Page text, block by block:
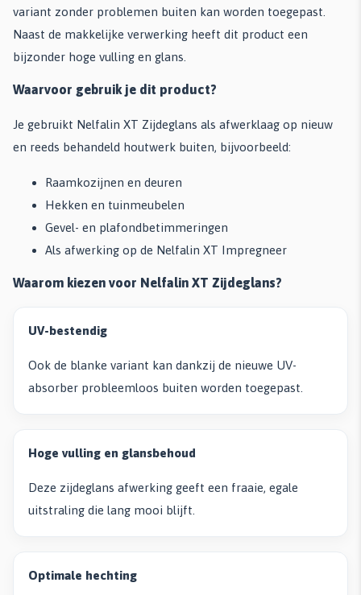
variant zonder problemen buiten kan worden toegepast.
Naast de makkelijke verwerking heeft dit product een
bijzonder hoge vulling en glans.
Waarvoor gebruik je dit product?
Je gebruikt Nelfalin XT Zijdeglans als afwerklaag op nieuw
en reeds behandeld houtwerk buiten, bijvoorbeeld:
Raamkozijnen en deuren
Hekken en tuinmeubelen
Gevel- en plafondbetimmeringen
Als afwerking op de Nelfalin XT Impregneer
Waarom kiezen voor Nelfalin XT Zijdeglans?
UV-bestendig
Ook de blanke variant kan dankzij de nieuwe UV-
absorber probleemloos buiten worden toegepast.
Hoge vulling en glansbehoud
Deze zijdeglans afwerking geeft een fraaie, egale
uitstraling die lang mooi blijft.
Optimale hechting